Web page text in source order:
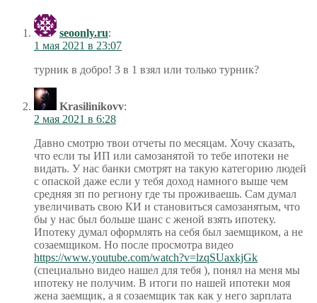
seoonly.ru:
1 мая 2021 в 23:07
турник в добро! 3 в 1 взял или только турник?
Krasilinikovv:
2 мая 2021 в 6:28
Давно смотрю твои отчеты по месяцам. Хочу сказать,
что если ты ИП или самозанятой то тебе ипотеки не
видать. У нас банки смотрят на такую категорию людей
с опаской даже если у тебя доход намного выше чем
средняя зп по региону где ты проживаешь. Сам думал
увеличивать свою КИ и становиться самозанятым, что
бы у нас был больше шанс с женой взять ипотеку.
Ипотеку думал оформлять на себя был заемщиком, а не
созаемщиком. Но после просмотра видео
https://www.youtube.com/watch?v=lzqSUaxkjGk
(специально видео нашел для тебя ), понял на меня мы
ипотеку не получим. В итоги по нашей ипотеки моя
жена заемщик, а я созаемщик так как у него зарплата